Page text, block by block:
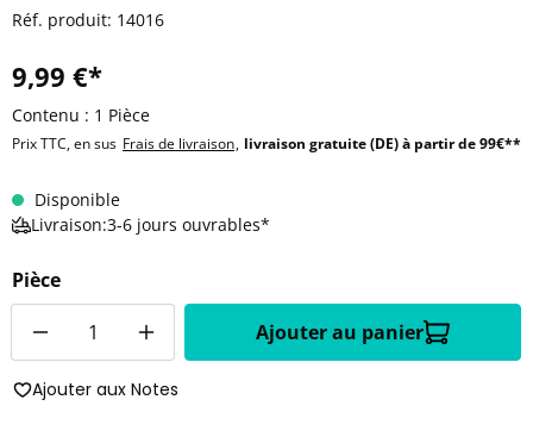
Réf. produit: 14016
9,99 €*
Contenu : 1 Pièce
Prix TTC, en sus Frais de livraison, livraison gratuite (DE) à partir de 99€**
Disponible
Livraison:3-6 jours ouvrables*
Pièce
Ajouter au panier
Ajouter aux Notes